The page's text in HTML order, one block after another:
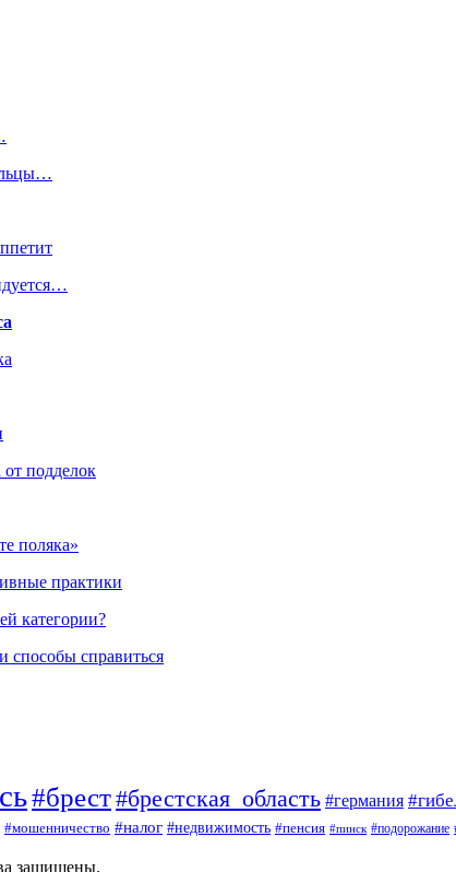
от подделок
поляка»
практики
категории?
способы справиться
#брест#брестская_область #германия
#мошенничество #налог #недвижимость #пенсия #пинск #подорожание
защищены.